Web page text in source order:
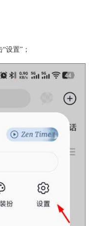
设置”；